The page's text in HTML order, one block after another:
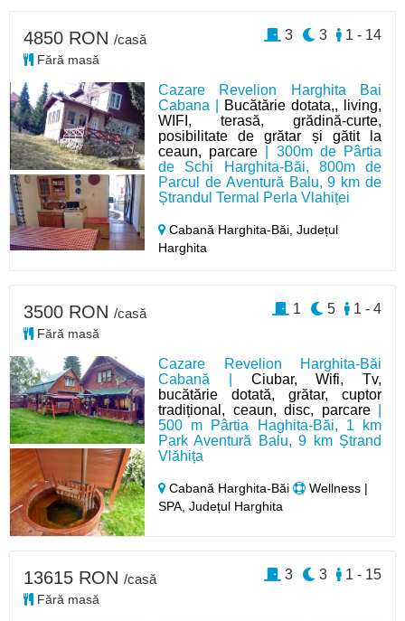
Cazare Revelion Harghita Bai
Cabana |
Bucătărie dotata,, living,
WIFI, terasă, grădină-curte,
posibilitate de grătar și gătit la
ceaun, parcare | 300m de Pârtia
de Schi Harghita-Băi, 800m de
Parcul de Aventură Balu, 9 km de
Ștrandul Termal Perla Vlahiței
Cabană Harghita-Băi,Județul
Harghita
4850 RON /casă
Fără masă
1 - 14
3
3
Cazare Revelion Harghita-Băi
Cabană | Ciubar, Wifi, Tv,
bucătărie dotată, grătar, cuptor
tradițional, ceaun, disc, parcare|
500 m Pârtia Haghita-Băi, 1 km
Park Aventură Balu, 9 km Ștrand
Vlăhița
Cabană Harghita-Băi
Wellness |
SPA, Județul Harghita
3500 RON /casă
Fără masă
1 - 4
5
1
13615 RON /casă
Fără masă
1 - 15
3
3